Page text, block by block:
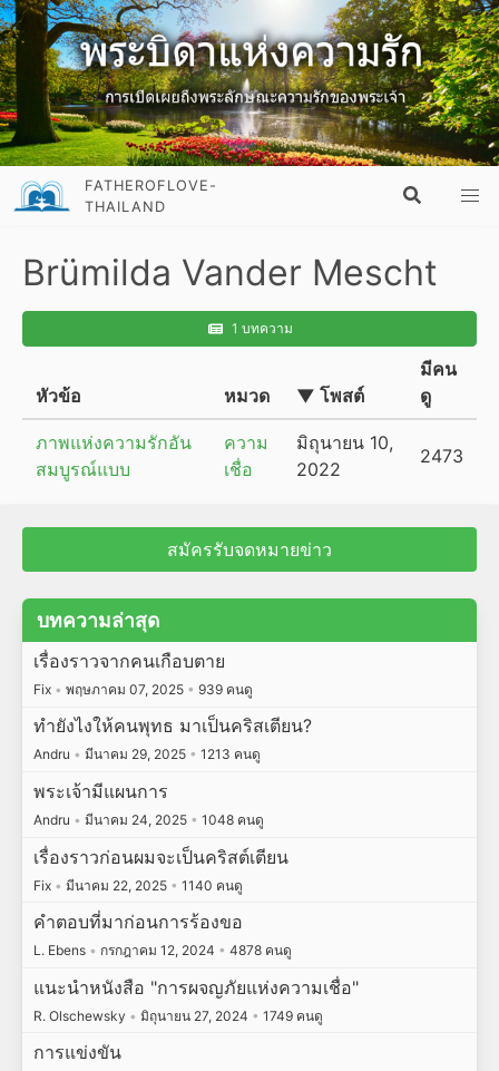
FATHEROFLOVE-
THAILAND
Brümilda Vander Mescht
1 บทความ
หัวข้อ หมวด ▼ โพสต์
มีคน
ดู
ภาพแห่งความรักอัน
สมบูรณ์แบบ
ความ
เชื่อ
มิถุนายน 10,
2022
2473
สมัครรับจดหมายข่าว
บทความล่าสุด
เรื่องราวจากคนเกือบตาย
Fix • พฤษภาคม 07, 2025 • 939 คนดู
ทำยังไงให้คนพุทธ มาเป็นคริสเตียน?
Andru • มีนาคม 29, 2025 • 1213 คนดู
พระเจ้ามีแผนการ
Andru • มีนาคม 24, 2025 • 1048 คนดู
เรื่องราวก่อนผมจะเป็นคริสต์เตียน
Fix • มีนาคม 22, 2025 • 1140 คนดู
คำตอบที่มาก่อนการร้องขอ
L. Ebens • กรกฎาคม 12, 2024 • 4878 คนดู
แนะนำหนังสือ "การผจญภัยแห่งความเชื่อ"
R. Olschewsky • มิถุนายน 27, 2024 • 1749 คนดู
การแข่งขัน